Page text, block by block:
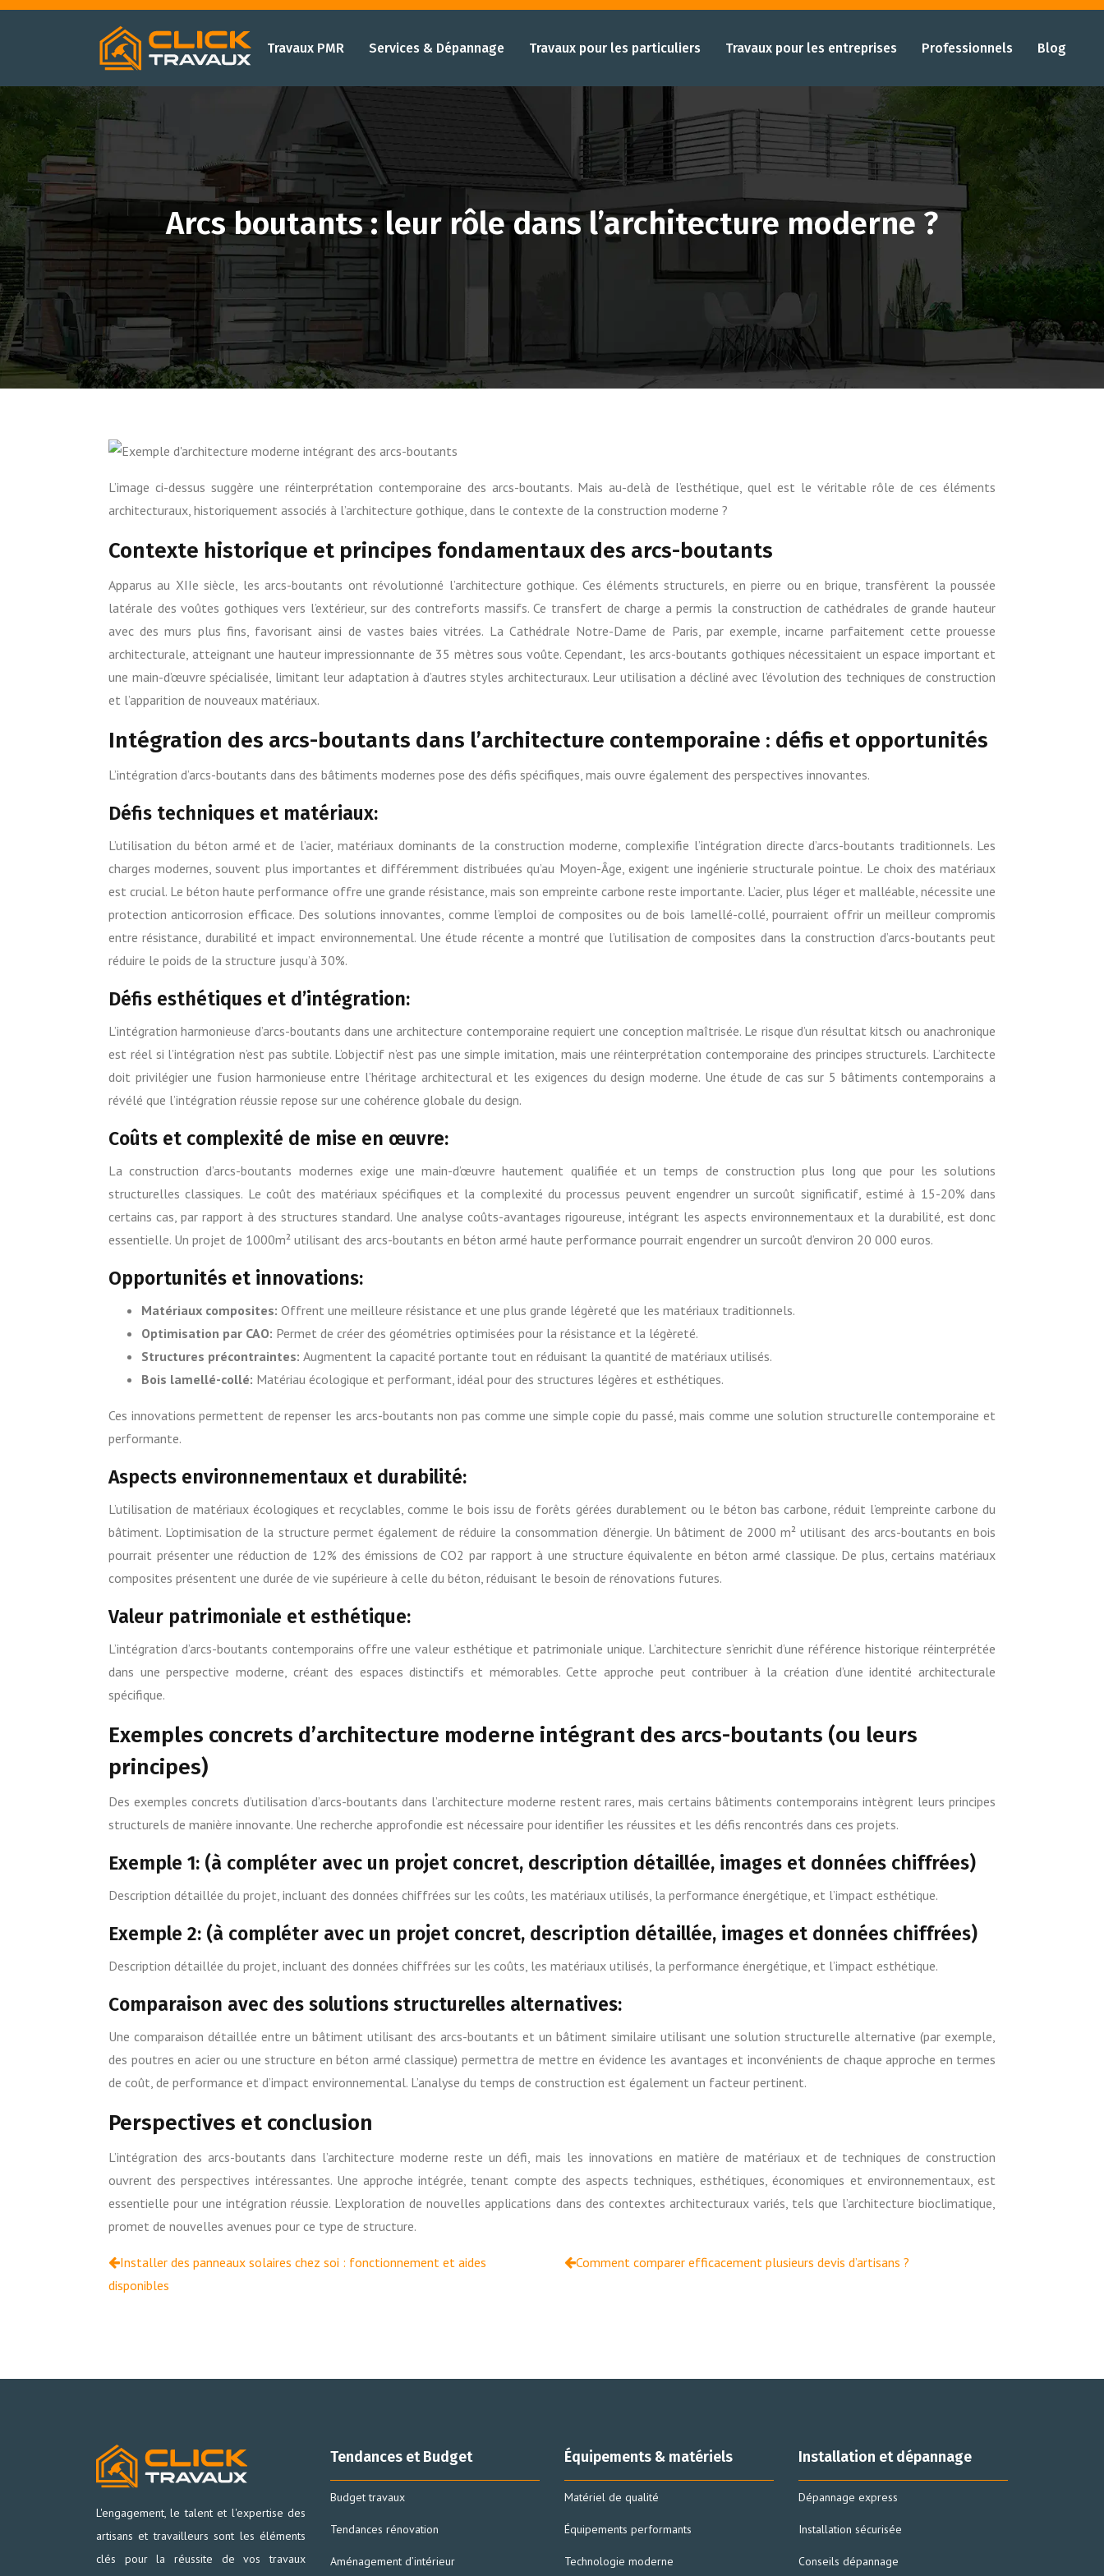
Travaux PMR Services & Dépannage Travaux pour les particuliers Travaux pour les entreprises Professionnels Blog
Arcs boutants : leur rôle dans l’architecture moderne ?
L’image ci-dessus suggère une réinterprétation contemporaine des arcs-boutants. Mais au-delà de l’esthétique, quel est le véritable rôle de ces éléments
architecturaux, historiquement associés à l’architecture gothique, dans le contexte de la construction moderne ?
Contexte historique et principes fondamentaux des arcs-boutants
Apparus au XIIe siècle, les arcs-boutants ont révolutionné l’architecture gothique. Ces éléments structurels, en pierre ou en brique, transfèrent la poussée
latérale des voûtes gothiques vers l’extérieur, sur des contreforts massifs. Ce transfert de charge a permis la construction de cathédrales de grande hauteur
avec des murs plus fins, favorisant ainsi de vastes baies vitrées. La Cathédrale Notre-Dame de Paris, par exemple, incarne parfaitement cette prouesse
architecturale, atteignant une hauteur impressionnante de 35 mètres sous voûte. Cependant, les arcs-boutants gothiques nécessitaient un espace important et
une main-d’œuvre spécialisée, limitant leur adaptation à d’autres styles architecturaux. Leur utilisation a décliné avec l’évolution des techniques de construction
et l’apparition de nouveaux matériaux.
Intégration des arcs-boutants dans l’architecture contemporaine : défis et opportunités
L’intégration d’arcs-boutants dans des bâtiments modernes pose des défis spécifiques, mais ouvre également des perspectives innovantes.
Défis techniques et matériaux:
L’utilisation du béton armé et de l’acier, matériaux dominants de la construction moderne, complexifie l’intégration directe d’arcs-boutants traditionnels. Les
charges modernes, souvent plus importantes et différemment distribuées qu’au Moyen-Âge, exigent une ingénierie structurale pointue. Le choix des matériaux
est crucial. Le béton haute performance offre une grande résistance, mais son empreinte carbone reste importante. L’acier, plus léger et malléable, nécessite une
protection anticorrosion efficace. Des solutions innovantes, comme l’emploi de composites ou de bois lamellé-collé, pourraient offrir un meilleur compromis
entre résistance, durabilité et impact environnemental. Une étude récente a montré que l’utilisation de composites dans la construction d’arcs-boutants peut
réduire le poids de la structure jusqu’à 30%.
Défis esthétiques et d’intégration:
L’intégration harmonieuse d’arcs-boutants dans une architecture contemporaine requiert une conception maîtrisée. Le risque d’un résultat kitsch ou anachronique
est réel si l’intégration n’est pas subtile. L’objectif n’est pas une simple imitation, mais une réinterprétation contemporaine des principes structurels. L’architecte
doit privilégier une fusion harmonieuse entre l’héritage architectural et les exigences du design moderne. Une étude de cas sur 5 bâtiments contemporains a
révélé que l’intégration réussie repose sur une cohérence globale du design.
Coûts et complexité de mise en œuvre:
La construction d’arcs-boutants modernes exige une main-d’œuvre hautement qualifiée et un temps de construction plus long que pour les solutions
structurelles classiques. Le coût des matériaux spécifiques et la complexité du processus peuvent engendrer un surcoût significatif, estimé à 15-20% dans
certains cas, par rapport à des structures standard. Une analyse coûts-avantages rigoureuse, intégrant les aspects environnementaux et la durabilité, est donc
essentielle. Un projet de 1000m² utilisant des arcs-boutants en béton armé haute performance pourrait engendrer un surcoût d’environ 20 000 euros.
Opportunités et innovations:
Matériaux composites: Offrent une meilleure résistance et une plus grande légèreté que les matériaux traditionnels.
Optimisation par CAO: Permet de créer des géométries optimisées pour la résistance et la légèreté.
Structures précontraintes: Augmentent la capacité portante tout en réduisant la quantité de matériaux utilisés.
Bois lamellé-collé: Matériau écologique et performant, idéal pour des structures légères et esthétiques.
Ces innovations permettent de repenser les arcs-boutants non pas comme une simple copie du passé, mais comme une solution structurelle contemporaine et
performante.
Aspects environnementaux et durabilité:
L’utilisation de matériaux écologiques et recyclables, comme le bois issu de forêts gérées durablement ou le béton bas carbone, réduit l’empreinte carbone du
bâtiment. L’optimisation de la structure permet également de réduire la consommation d’énergie. Un bâtiment de 2000 m² utilisant des arcs-boutants en bois
pourrait présenter une réduction de 12% des émissions de CO2 par rapport à une structure équivalente en béton armé classique. De plus, certains matériaux
composites présentent une durée de vie supérieure à celle du béton, réduisant le besoin de rénovations futures.
Valeur patrimoniale et esthétique:
L’intégration d’arcs-boutants contemporains offre une valeur esthétique et patrimoniale unique. L’architecture s’enrichit d’une référence historique réinterprétée
dans une perspective moderne, créant des espaces distinctifs et mémorables. Cette approche peut contribuer à la création d’une identité architecturale
spécifique.
Exemples concrets d’architecture moderne intégrant des arcs-boutants (ou leurs
principes)
Des exemples concrets d’utilisation d’arcs-boutants dans l’architecture moderne restent rares, mais certains bâtiments contemporains intègrent leurs principes
structurels de manière innovante. Une recherche approfondie est nécessaire pour identifier les réussites et les défis rencontrés dans ces projets.
Exemple 1: (à compléter avec un projet concret, description détaillée, images et données chiffrées)
Description détaillée du projet, incluant des données chiffrées sur les coûts, les matériaux utilisés, la performance énergétique, et l’impact esthétique.
Exemple 2: (à compléter avec un projet concret, description détaillée, images et données chiffrées)
Description détaillée du projet, incluant des données chiffrées sur les coûts, les matériaux utilisés, la performance énergétique, et l’impact esthétique.
Comparaison avec des solutions structurelles alternatives:
Une comparaison détaillée entre un bâtiment utilisant des arcs-boutants et un bâtiment similaire utilisant une solution structurelle alternative (par exemple,
des poutres en acier ou une structure en béton armé classique) permettra de mettre en évidence les avantages et inconvénients de chaque approche en termes
de coût, de performance et d’impact environnemental. L’analyse du temps de construction est également un facteur pertinent.
Perspectives et conclusion
L’intégration des arcs-boutants dans l’architecture moderne reste un défi, mais les innovations en matière de matériaux et de techniques de construction
ouvrent des perspectives intéressantes. Une approche intégrée, tenant compte des aspects techniques, esthétiques, économiques et environnementaux, est
essentielle pour une intégration réussie. L’exploration de nouvelles applications dans des contextes architecturaux variés, tels que l’architecture bioclimatique,
promet de nouvelles avenues pour ce type de structure.
Installer des panneaux solaires chez soi : fonctionnement et aides
disponibles
Comment comparer efficacement plusieurs devis d’artisans ?
L'engagement, le talent et l'expertise des
artisans et travailleurs sont les éléments
clés pour la réussite de vos travaux
Tendances et Budget
Budget travaux
Tendances rénovation
Aménagement d’intérieur
Équipements & matériels
Matériel de qualité
Équipements performants
Technologie moderne
Installation et dépannage
Dépannage express
Installation sécurisée
Conseils dépannage